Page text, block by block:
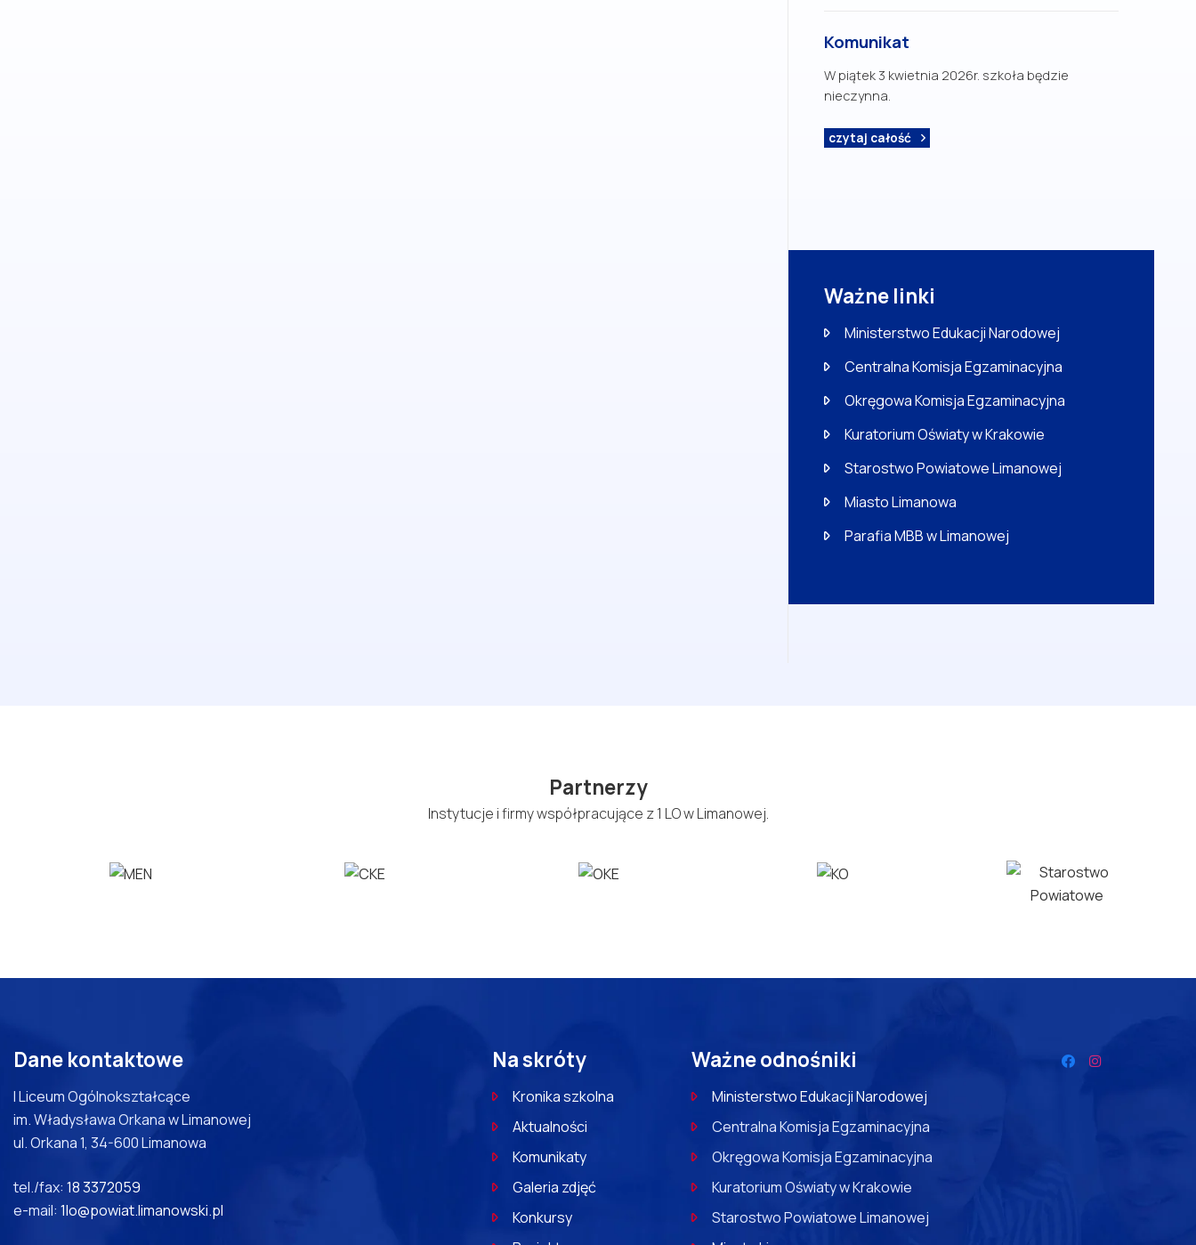
Komunikat
W piątek 3 kwietnia 2026r. szkoła będzie
nieczynna.
czytaj całość
Ważne linki
Ministerstwo Edukacji Narodowej
Centralna Komisja Egzaminacyjna
Okręgowa Komisja Egzaminacyjna
Kuratorium Oświaty w Krakowie
Starostwo Powiatowe Limanowej
Miasto Limanowa
Parafia MBB w Limanowej
Partnerzy
Instytucje i firmy współpracujące z 1 LO w Limanowej.
Dane kontaktowe
I Liceum Ogólnokształcące
im. Władysława Orkana w Limanowej
ul. Orkana 1, 34-600 Limanowa
tel./fax: 18 3372059
e-mail: 1lo@powiat.limanowski.pl
Na skróty
Kronika szkolna
Aktualności
Komunikaty
Galeria zdjęć
Konkursy
Ważne odnośniki
Ministerstwo Edukacji Narodowej
Centralna Komisja Egzaminacyjna
Okręgowa Komisja Egzaminacyjna
Kuratorium Oświaty w Krakowie
Starostwo Powiatowe Limanowej